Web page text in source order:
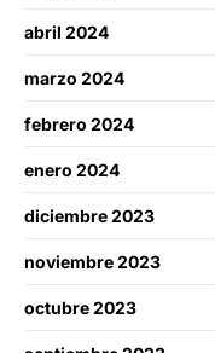
abril 2024
marzo 2024
febrero 2024
enero 2024
diciembre 2023
noviembre 2023
octubre 2023